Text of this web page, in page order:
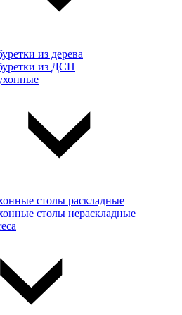
из дерева
из ДСП
столы раскладные
столы нераскладные